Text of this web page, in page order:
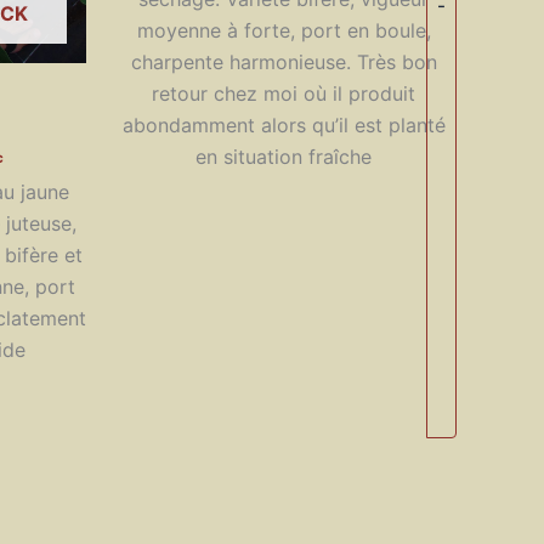
-
:
€
€
jaune
bifère et
port
moyenne à forte, port en boule,
charpente harmonieuse. Très bon
retour chez moi où il produit
abondamment alors qu’il est planté
en situation fraîche